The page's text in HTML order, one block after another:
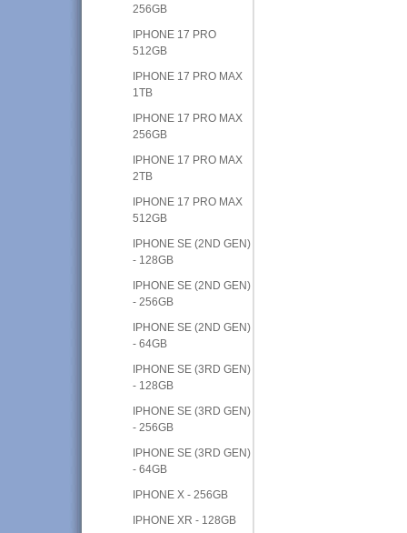
256GB
IPHONE 17 PRO
512GB
IPHONE 17 PRO MAX
1TB
IPHONE 17 PRO MAX
256GB
IPHONE 17 PRO MAX
2TB
IPHONE 17 PRO MAX
512GB
IPHONE SE (2ND GEN)
- 128GB
IPHONE SE (2ND GEN)
- 256GB
IPHONE SE (2ND GEN)
- 64GB
IPHONE SE (3RD GEN)
- 128GB
IPHONE SE (3RD GEN)
- 256GB
IPHONE SE (3RD GEN)
- 64GB
IPHONE X - 256GB
IPHONE XR - 128GB